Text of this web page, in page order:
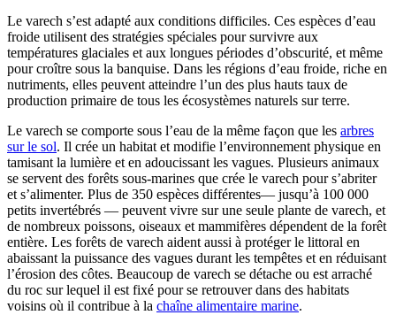
Le varech s’est adapté aux conditions difficiles. Ces espèces d’eau
froide utilisent des stratégies spéciales pour survivre aux
températures glaciales et aux longues périodes d’obscurité, et même
pour croître sous la banquise. Dans les régions d’eau froide, riche en
nutriments, elles peuvent atteindre l’un des plus hauts taux de
production primaire de tous les écosystèmes naturels sur terre.
Le varech se comporte sous l’eau de la même façon que les arbres
sur le sol. Il crée un habitat et modifie l’environnement physique en
tamisant la lumière et en adoucissant les vagues. Plusieurs animaux
se servent des forêts sous-marines que crée le varech pour s’abriter
et s’alimenter. Plus de 350 espèces différentes— jusqu’à 100 000
petits invertébrés — peuvent vivre sur une seule plante de varech, et
de nombreux poissons, oiseaux et mammifères dépendent de la forêt
entière. Les forêts de varech aident aussi à protéger le littoral en
abaissant la puissance des vagues durant les tempêtes et en réduisant
l’érosion des côtes. Beaucoup de varech se détache ou est arraché
du roc sur lequel il est fixé pour se retrouver dans des habitats
voisins où il contribue à la chaîne alimentaire marine.